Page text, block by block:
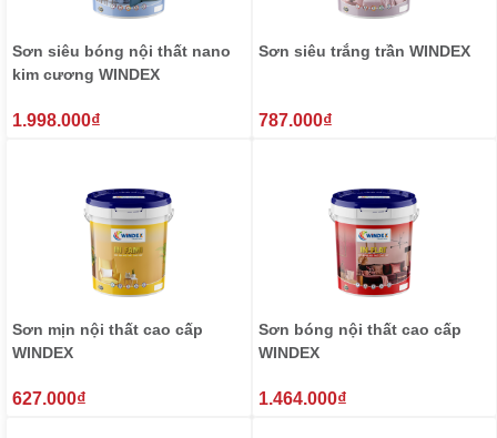
Sơn siêu bóng nội thất nano
kim cương WINDEX
1.998.000₫
Sơn siêu trắng trần WINDEX
787.000₫
Sơn mịn nội thất cao cấp
WINDEX
627.000₫
Sơn bóng nội thất cao cấp
WINDEX
1.464.000₫